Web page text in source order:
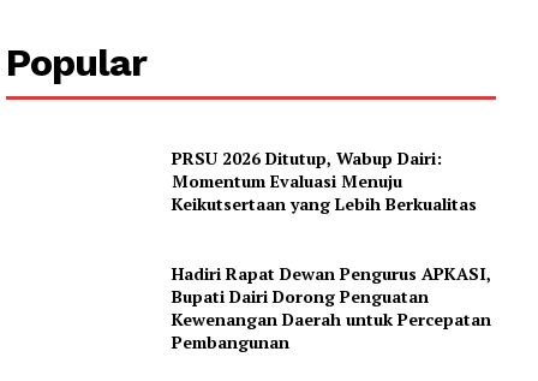
Popular
PRSU 2026 Ditutup, Wabup Dairi:
Momentum Evaluasi Menuju
Keikutsertaan yang Lebih Berkualitas
Hadiri Rapat Dewan Pengurus APKASI,
Bupati Dairi Dorong Penguatan
Kewenangan Daerah untuk Percepatan
Pembangunan